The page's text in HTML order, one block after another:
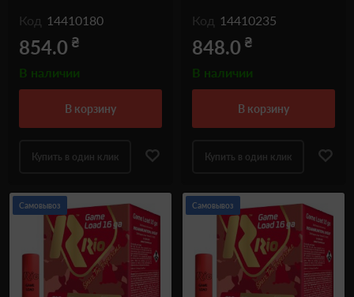
Код 14410180
854.0 ₴
В наличии
в корзину
Купить в один клик
Код 14410235
848.0 ₴
В наличии
в корзину
Купить в один клик
Самовывоз Самовывоз